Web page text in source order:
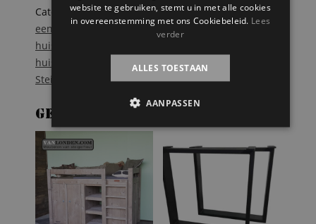
aantal
Categorieën:Onze splinternieuwe meubelen op
een rij
Steigerhouten bedden,Steigerhouten
huisjesbedden
huis
kinderkamer,speelplek
Steigerhout
Gerelateerde producten
website te gebruiken, stemt u in met alle cookies
in overeenstemming met ons Cookiebeleid. Lees
verder
ALLES TOESTAAN
AANPASSEN